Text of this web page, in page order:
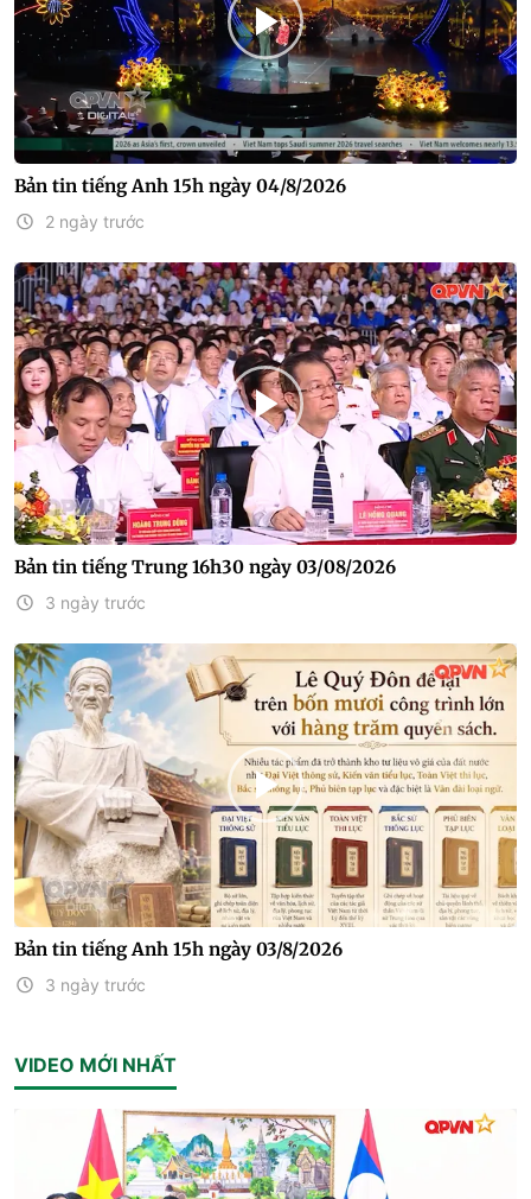
Bản tin tiếng Anh 15h ngày 04/8/2026
2 ngày trước
Bản tin tiếng Trung 16h30 ngày 03/08/2026
3 ngày trước
Bản tin tiếng Anh 15h ngày 03/8/2026
3 ngày trước
VIDEO MỚI NHẤT